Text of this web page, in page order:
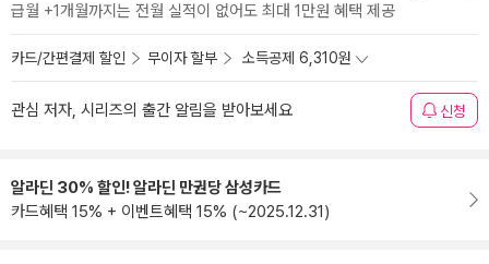
급월 +1개월까지는 전월 실적이 없어도 최대 1만원 혜택 제공
카드/간편결제 할인 무이자 할부 소득공제 6,310원
관심 저자, 시리즈의 출간 알림을 받아보세요 신청
알라딘 30% 할인! 알라딘 만권당 삼성카드
카드혜택 15% + 이벤트혜택 15% (~2025.12.31)